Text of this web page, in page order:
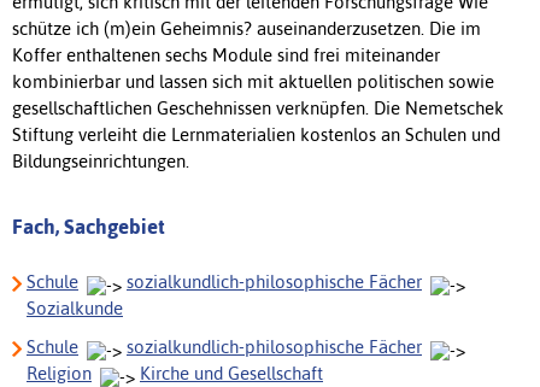
schütze ich (m)ein Geheimnis? auseinanderzusetzen. Die im
Koffer enthaltenen sechs Module sind frei miteinander
kombinierbar und lassen sich mit aktuellen politischen sowie
gesellschaftlichen Geschehnissen verknüpfen. Die Nemetschek
Stiftung verleiht die Lernmaterialien kostenlos an Schulen und
Bildungseinrichtungen.
Fach, Sachgebiet
Schule
sozialkundlich-philosophische Fächer
Sozialkunde
Schule
sozialkundlich-philosophische Fächer
Religion
Kirche und Gesellschaft